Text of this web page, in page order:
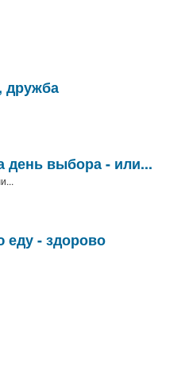
дружба
день выбора - или...
еду - здорово